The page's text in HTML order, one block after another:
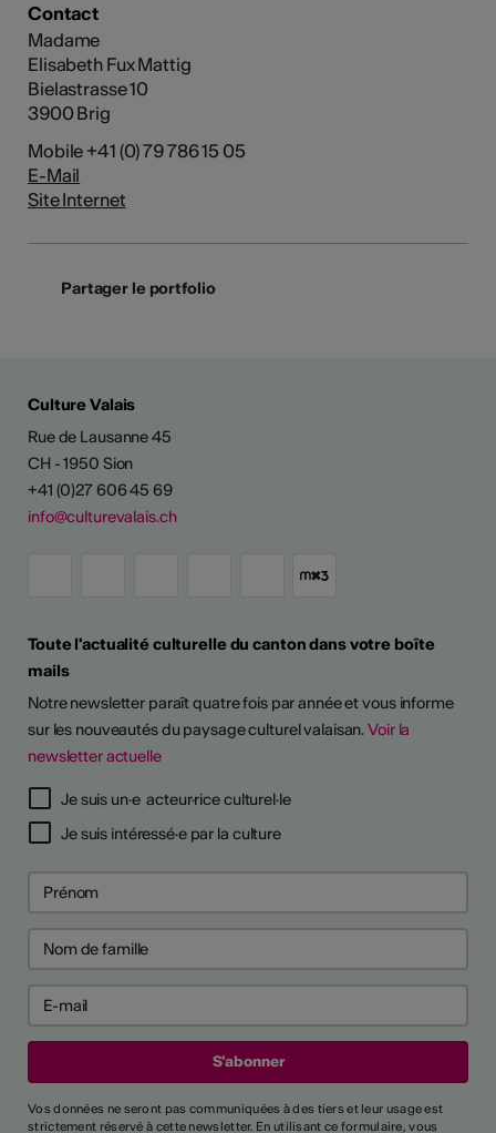
D'ARTISTES
Contact
Madame
Elisabeth Fux Mattig
Bielastrasse 10
3900 Brig
Mobile +41 (0) 79 786 15 05
E-Mail
Site Internet
Partager le portfolio
Culture Valais
Rue de Lausanne 45
CH - 1950 Sion
+41 (0)27 606 45 69
info@culturevalais.ch
Toute l'actualité culturelle du canton dans votre boîte
mails
Notre newsletter paraît quatre fois par année et vous informe
sur les nouveautés du paysage culturel valaisan.Voir la
newsletter actuelle
Je suis un·e acteur·rice culturel·le
Je suis intéressé·e par la culture
Vos données ne seront pas communiquées à des tiers et leur usage est
strictement réservé à cette newsletter. En utilisant ce formulaire, vous